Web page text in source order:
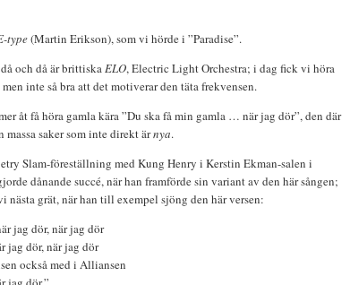
type(Martin Erikson), som vi hörde i ”Paradise”.
och då är brittiskaELO, Electric Light Orchestra; i dag fick vi höra
inte så bra att det motiverar den täta frekvensen.
åt få höra gamla kära ”Du ska få min gamla … när jag dör”, den där
massa saker som inte direkt ärnya.
Slam-föreställning med Kung Henry i Kerstin Ekman-salen i
dånande succé, när han framförde sin variant av den här sången;
nästa grät, när han till exempel sjöng den här versen:
jag dör, när jag dör
jag dör, när jag dör
också med i Alliansen